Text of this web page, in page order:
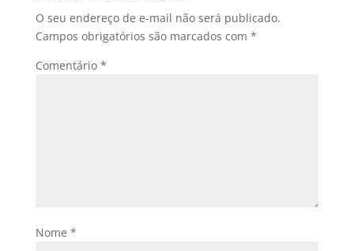
O seu endereço de e-mail não será publicado.
Campos obrigatórios são marcados com *
Comentário *
Nome *